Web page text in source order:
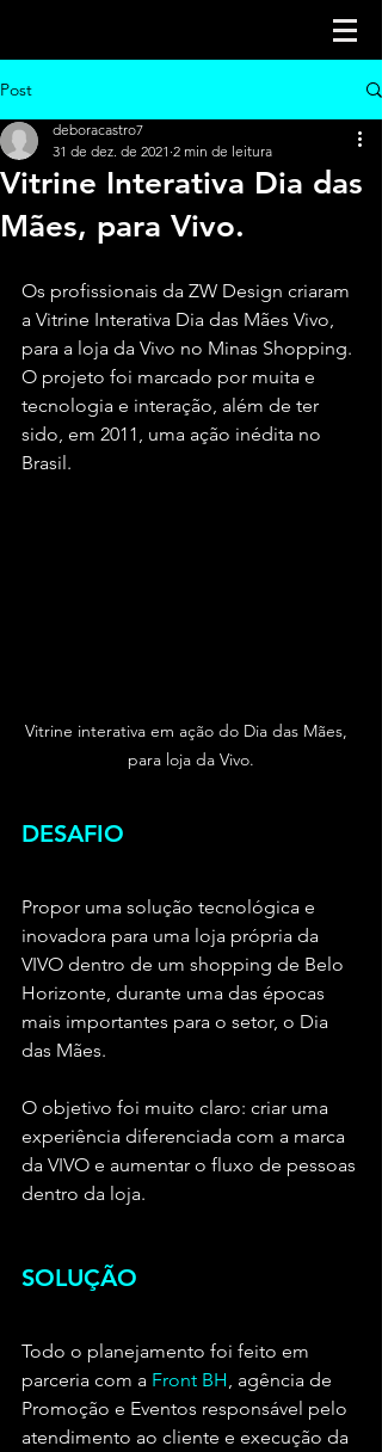
Post
Vitrine Interativa Dia das
Mães, para Vivo.
deboracastro7
31 de dez. de 2021 2 min de leitura
Os profissionais da ZW Design criaram
a Vitrine Interativa Dia das Mães Vivo,
para a loja da Vivo no Minas Shopping.
O projeto foi marcado por muita e
tecnologia e interação, além de ter
sido, em 2011, uma ação inédita no
Brasil.
Vitrine interativa em ação do Dia das Mães,
para loja da Vivo.
DESAFIO
Propor uma solução tecnológica e
inovadora para uma loja própria da
VIVO dentro de um shopping de Belo
Horizonte, durante uma das épocas
mais importantes para o setor, o Dia
das Mães.
O objetivo foi muito claro: criar uma
experiência diferenciada com a marca
da VIVO e aumentar o fluxo de pessoas
dentro da loja.
SOLUÇÃO
Todo o planejamento foi feito em
parceria com a Front BH , agência de
Promoção e Eventos responsável pelo
atendimento ao cliente e execução da